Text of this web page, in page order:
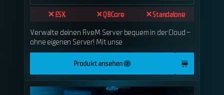
ESX QBCore
Standalone
Verwalte deinen FiveM Server bequem in der Cloud –
ohne eigenen Server! Mit unse
Produkt ansehen